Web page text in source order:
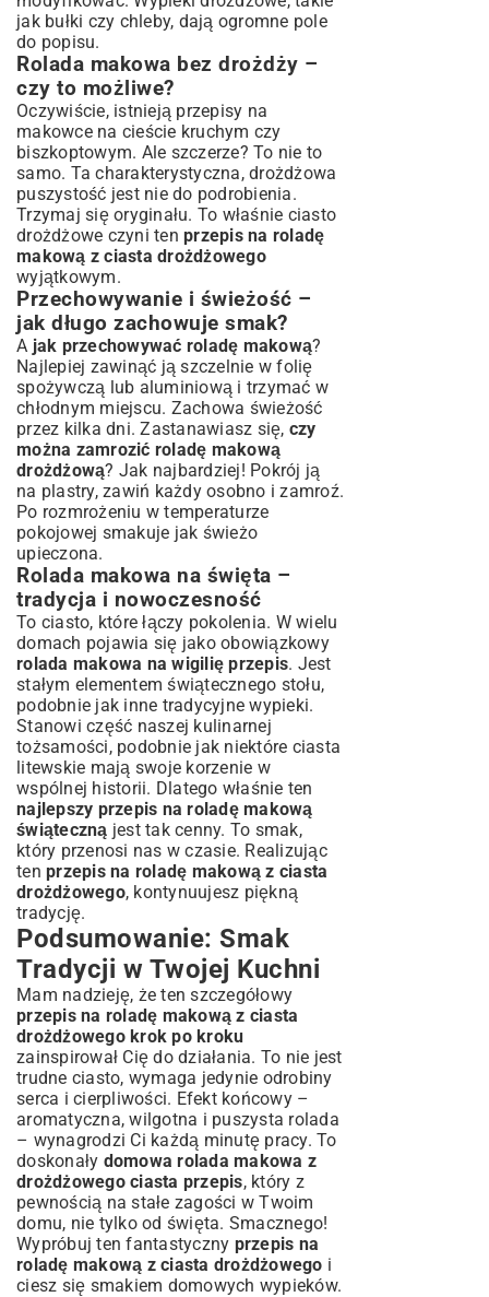
jak bułki czy chleby, dają ogromne pole
do popisu.
Rolada makowa bez drożdży –
czy to możliwe?
Oczywiście, istnieją przepisy na
makowce na cieście kruchym czy
biszkoptowym. Ale szczerze? To nie to
samo. Ta charakterystyczna, drożdżowa
puszystość jest nie do podrobienia.
Trzymaj się oryginału. To właśnie ciasto
drożdżowe czyni ten przepis na roladę
makową z ciasta drożdżowego
wyjątkowym.
Przechowywanie i świeżość –
jak długo zachowuje smak?
A jak przechowywać roladę makową?
Najlepiej zawinąć ją szczelnie w folię
spożywczą lub aluminiową i trzymać w
chłodnym miejscu. Zachowa świeżość
przez kilka dni. Zastanawiasz się, czy
można zamrozić roladę makową
drożdżową? Jak najbardziej! Pokrój ją
na plastry, zawiń każdy osobno i zamroź.
Po rozmrożeniu w temperaturze
pokojowej smakuje jak świeżo
upieczona.
Rolada makowa na święta –
tradycja i nowoczesność
To ciasto, które łączy pokolenia. W wielu
domach pojawia się jako obowiązkowy
rolada makowa na wigilię przepis. Jest
stałym elementem świątecznego stołu,
podobnie jak inne tradycyjne wypieki.
Stanowi część naszej kulinarnej
tożsamości, podobnie jak niektóre ciasta
litewskie mają swoje korzenie w
wspólnej historii. Dlatego właśnie ten
najlepszy przepis na roladę makową
świąteczną jest tak cenny. To smak,
który przenosi nas w czasie. Realizując
ten przepis na roladę makową z ciasta
drożdżowego, kontynuujesz piękną
tradycję.
Podsumowanie: Smak
Tradycji w Twojej Kuchni
Mam nadzieję, że ten szczegółowy
przepis na roladę makową z ciasta
drożdżowego krok po kroku
zainspirował Cię do działania. To nie jest
trudne ciasto, wymaga jedynie odrobiny
serca i cierpliwości. Efekt końcowy –
aromatyczna, wilgotna i puszysta rolada
– wynagrodzi Ci każdą minutę pracy. To
doskonały domowa rolada makowa z
drożdżowego ciasta przepis, który z
pewnością na stałe zagości w Twoim
domu, nie tylko od święta. Smacznego!
Wypróbuj ten fantastyczny przepis na
roladę makową z ciasta drożdżowego i
ciesz się smakiem domowych wypieków.